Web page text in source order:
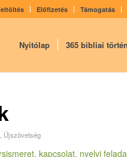
Előfizetés Támogatás
Nyitólap 365 bibliai
Újszövetség
kapcsolat, nyelvi